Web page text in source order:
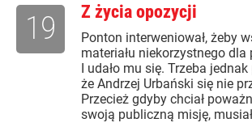
Z życia opozycji
Ponton interweniował, żeby
materiału niekorzystnego dla
I udało mu się. Trzeba
że Andrzej Urbański się nie
Przecież gdyby chciał
swoją publiczną misję,
19